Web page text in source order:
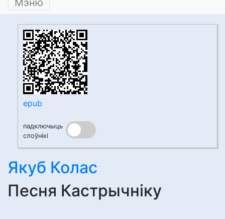
Мэню
epub
падключыць
слоўнікі
Якуб Колас
Песня Кастрычніку